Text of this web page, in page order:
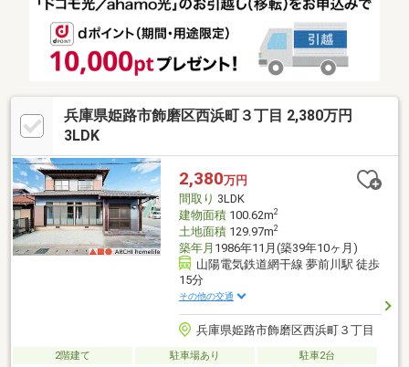
兵庫県姫路市飾磨区西浜町３丁目 2,380万円
3LDK
2,380万円
間取り 3LDK
建物面積100.62m2
土地面積129.97m2
築年月 1986年11月(築39年10ヶ月)
山陽電気鉄道網干線 夢前川駅 徒歩
15分
その他の交通
兵庫県姫路市飾磨区西浜町３丁目
2階建て 駐車場あり
駐車2台